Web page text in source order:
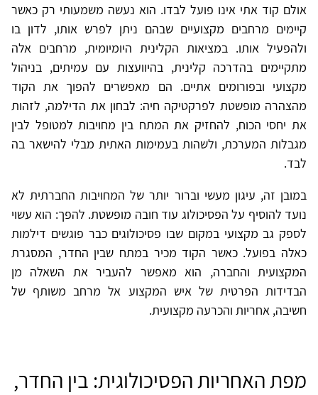
אולם קוד אתי אינו פועל לבדו. הוא נעשה משמעותי רק כאשר
קיימים מרחבים מקצועיים שבהם ניתן לפרש אותו, לדון בו
ולהפעיל אותו. במציאות הקלינית היומיומית, מרחבים אלה
מתקיימים בהדרכה קלינית, בהיוועצות עם עמיתים, בניהול
מקצועי ובפורומים אתיים. הם מאפשרים להפוך את הקוד
מהצהרה מופשטת לפרקטיקה חיה: לבחון את הדילמה, לזהות
את יחסי הכוח, להחזיק את המתח בין מחויבות למטופל לבין
מגבלות המערכת, ולשהות בעמימות האתית מבלי להישאר בה
לבד.
במובן זה, עיגון מעשי וברור יותר של המחויבות החברתית לא
נועד להוסיף על הפסיכולוג עוד חובה מופשטת. להפך: הוא עשוי
לספק גב מקצועי במקום שבו פסיכולוגים כבר פוגשים דילמות
כאלה בפועל. כאשר הקוד מכיר במתח שבין החדר, המסגרת
המקצועית והחברה, הוא מאפשר להעביר את השאלה מן
הבדידות הפרטית של איש המקצוע אל מרחב משותף של
חשיבה, אחריות והכרעה מקצועית.
מפת האחריות הפסיכולוגית: בין החדר,